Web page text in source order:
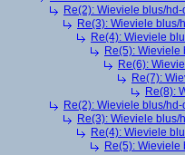
Re(2): Wieviele blus/
Re(3): Wieviele blus/
Re(4): Wieviele
Re(5):
Re(6):
Re(7):
Re(8):
Re(2): Wieviele blus/
Re(3): Wieviele blus/
Re(4): Wieviele
Re(5):